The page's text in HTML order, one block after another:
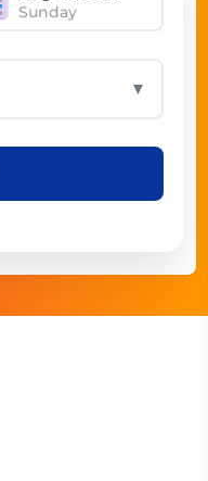
Sunday
▼